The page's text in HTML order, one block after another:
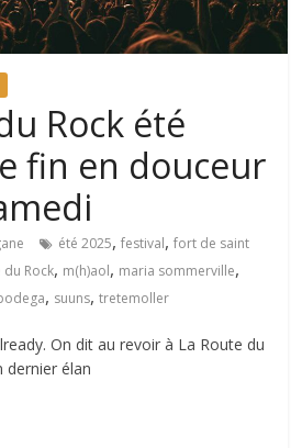
Rock été
fin en douceur
été 2025,festival,fort de saint
du Rock, m(h)aol, maria sommerville,
, suuns,tretemoller
On dit au revoir à La Route du
dernier élan